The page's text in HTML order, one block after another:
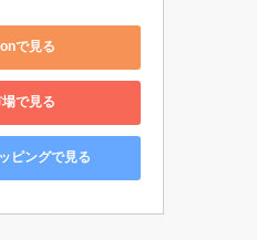
で見る
で見る
ピングで見る